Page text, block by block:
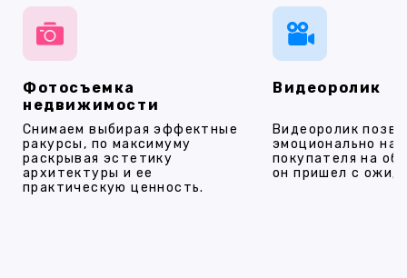
Фотосъемка
недвижимости
Снимаем выбирая эффектные
ракурсы, по максимуму
раскрывая эстетику
архитектуры и ее
практическую ценность.
Видеоролик
Видеоролик
эмоционально
покупателя на
он пришел с